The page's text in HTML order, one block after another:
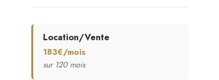
Location/Vente
183€/mois
sur 120 mois